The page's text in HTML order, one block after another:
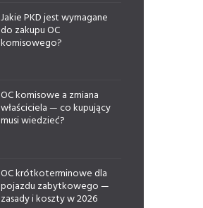
Jakie PKD jest wymagane
do zakupu OC
komisowego?
OC komisowe a zmiana
właściciela — co kupujący
musi wiedzieć?
OC krótkoterminowe dla
pojazdu zabytkowego —
zasady i koszty w 2026